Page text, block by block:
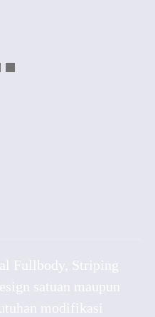
Fullbody, Striping
satuan maupun
modifikasi